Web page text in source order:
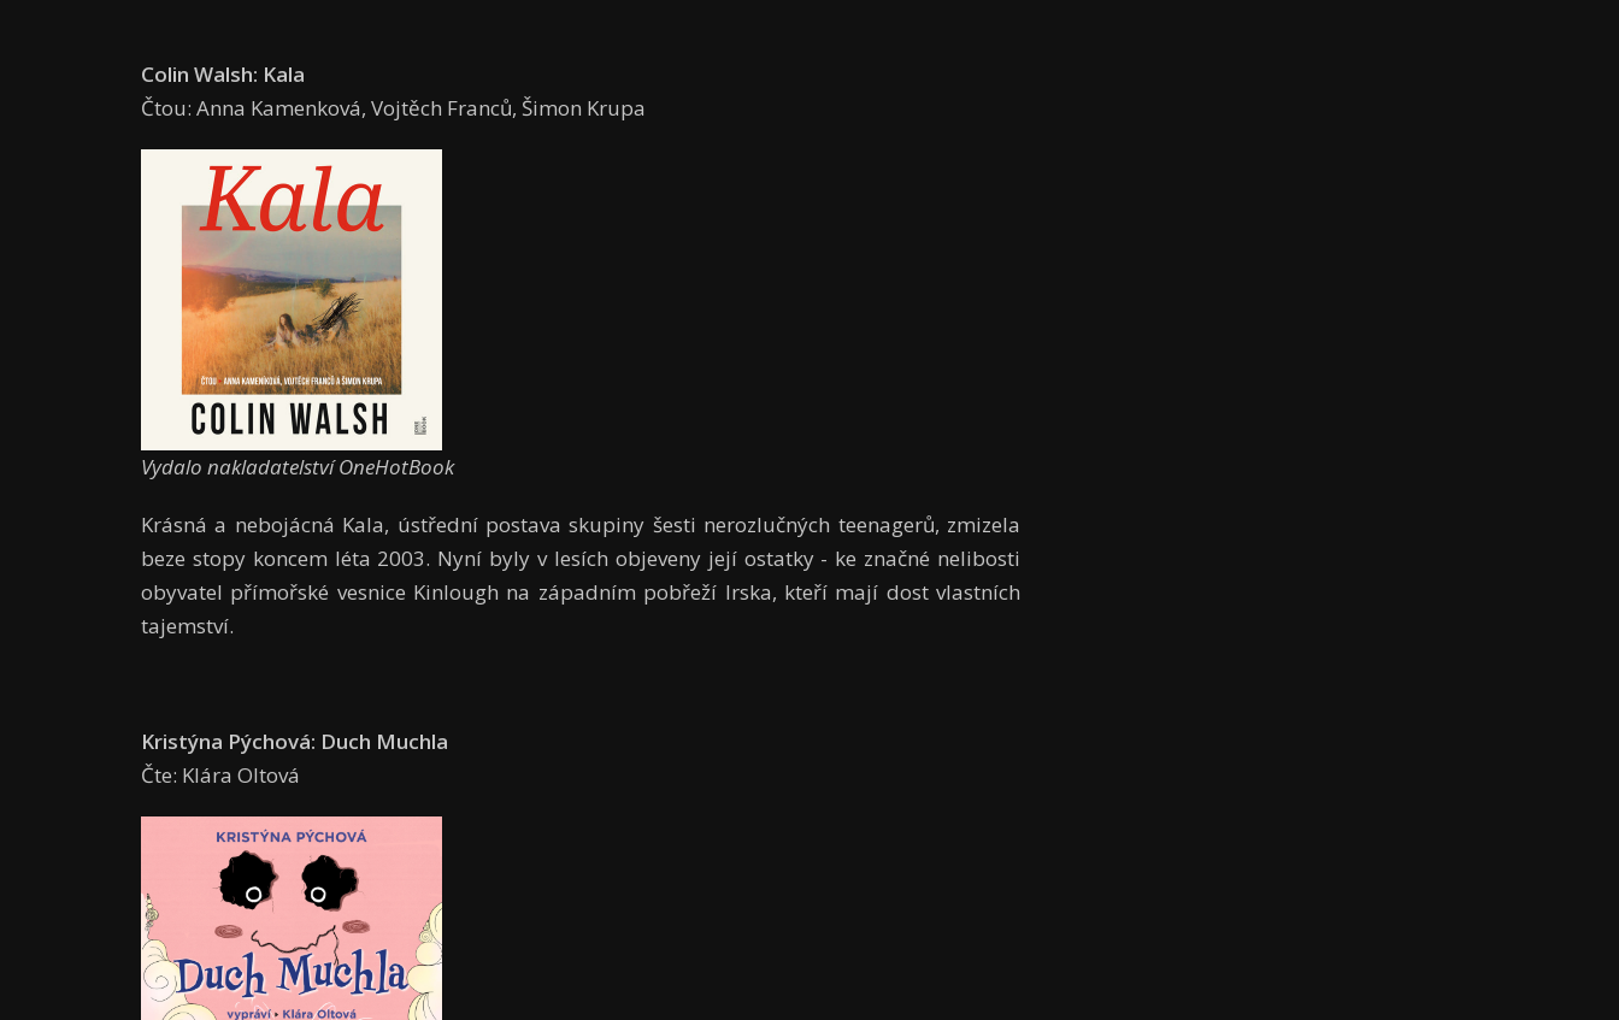
Colin Walsh: Kala
Čtou: Anna Kamenková, Vojtěch Franců, Šimon Krupa
Vydalo nakladatelství OneHotBook
Krásná a nebojácná Kala, ústřední postava skupiny šesti nerozlučných teenagerů, zmizela
beze stopy koncem léta 2003. Nyní byly v lesích objeveny její ostatky - ke značné nelibosti
obyvatel přímořské vesnice Kinlough na západním pobřeží Irska, kteří mají dost vlastních
tajemství.
Kristýna Pýchová: Duch Muchla
Čte: Klára Oltová